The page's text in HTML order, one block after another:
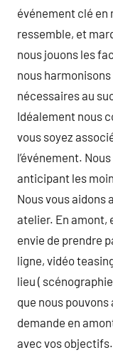
événement clé en
ressemble, et
nous jouons les
nous
nécessaires au
Idéalement nous
vous soyez
l’événement.
anticipant les
Nous vous aidons
atelier. En amont,
envie de prendre
ligne, vidéo
lieu (
que nous
demande en
avec vos